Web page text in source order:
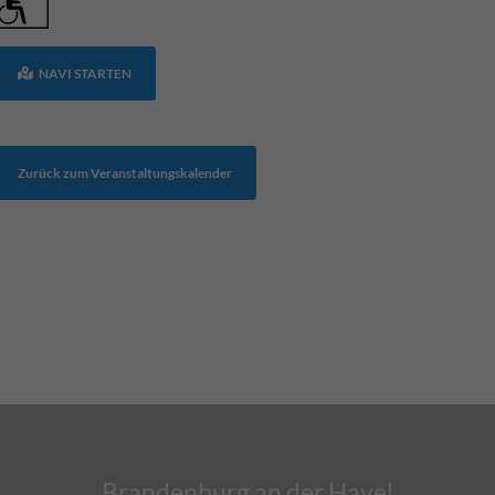
NAVI STARTEN
Zurück zum Veranstaltungskalender